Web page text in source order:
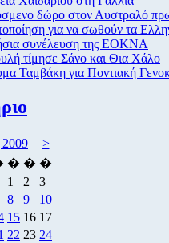
δώρο στον Αυστραλό
για να σωθούν τα
συνέλευση της ΕΟΚΝΑ
τίμησε Σάνο και Θια Χάλο
Ταμβάκη για Ποντιακή
>
� � �
1
2
3
8 9
10
15 16 17
22 23 24